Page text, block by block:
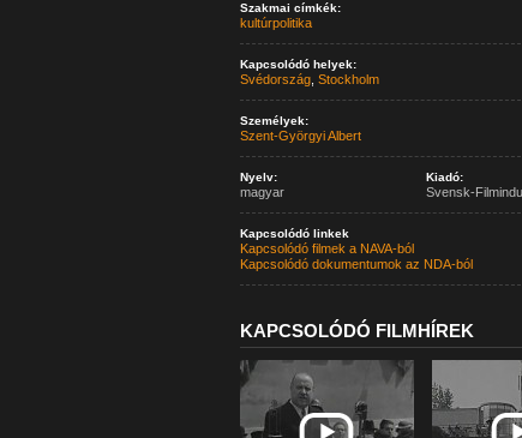
Szakmai címkék:
kultúrpolitika
Kapcsolódó helyek:
Svédország, Stockholm
Személyek:
Szent-Györgyi Albert
Nyelv:
magyar
Kiadó:
Svensk-
Kapcsolódó linkek
Kapcsolódó filmek a NAVA-ból
Kapcsolódó dokumentumok az NDA-ból
KAPCSOLÓDÓ FILMHÍREK